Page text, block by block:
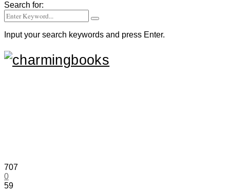
Search for:
Input your search keywords and press Enter.
707
0
59